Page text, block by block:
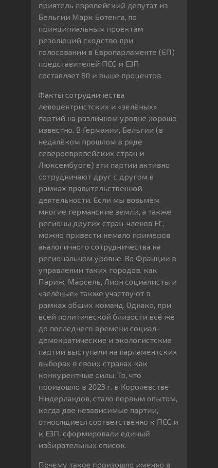
приятель европейский депутат из
Бельгии Марк Ботенга, по
принципиальным проектам
резолюций сходство при
голосовании в Европарламенте (ЕП)
представителей ПЕС и ЕЗП
составляет 80 и выше процентов.
Факты сотрудничества
левоцентристских и «зелёных»
партий на различном уровне хорошо
известно. В Германии, Бельгии (в
недалёком прошлом в ряде
североевропейских стран и
Люксембурге) эти партии активно
сотрудничают друг с другом в
рамках правительственной
деятельности. Если мы возьмём
многие германские земли, а также
регионы других стран-членов ЕС,
можно привести немало примеров
аналогичного сотрудничества на
региональном уровне. Во Франции в
управлении таких городов, как
Париж, Марсель, Лион социалисты и
«зелёные» также участвуют в
рамках общих команд. Однако, при
всей политической близости всё же
до последнего времени социал-
демократические и экологистские
партии выступали на парламентских
выборах в своих странах как
конкурентные силы. То, что
произошло в 2023 г. в Королевстве
Нидерландов, стало первым опытом,
когда две независимые партии,
относящиеся соответственно к ПЕС и
к ЕЗП, сформировали единый
избирательных список.
Почему такое произошло именно в